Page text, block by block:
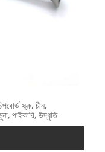
স্ক্রু, চীন,
পাইকারি, উদ্ধৃতি